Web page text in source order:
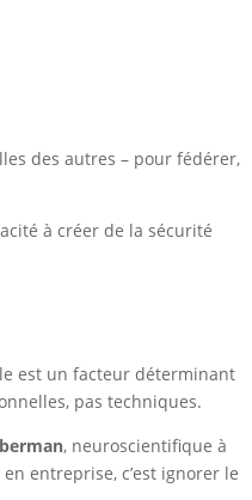
des autres – pour fédérer,
à créer de la sécurité
est un facteur déterminant
pas techniques.
, neuroscientifique à
entreprise, c’est ignorer le